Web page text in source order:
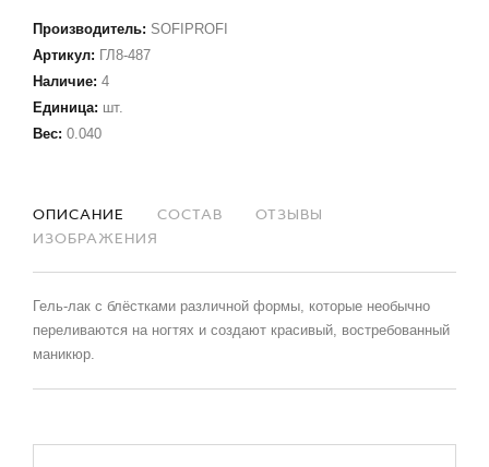
Производитель: SOFIPROFI
Артикул: ГЛ8-487
Наличие: 4
Единица: шт.
Вес: 0.040
ОПИСАНИЕ СОСТАВ
ОТЗЫВЫ
ИЗОБРАЖЕНИЯ
Гель-лак с блёстками различной формы, которые необычно
переливаются на ногтях и создают красивый, востребованный
маникюр.